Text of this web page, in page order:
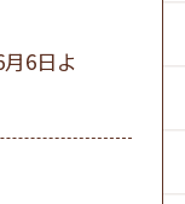
6日よ